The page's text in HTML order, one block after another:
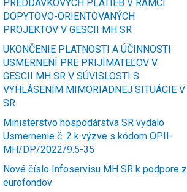
PREDDAVKOVÝCH PLATIEB V RÁMCI
DOPYTOVO-ORIENTOVANÝCH
PROJEKTOV V GESCII MH SR
UKONČENIE PLATNOSTI A ÚČINNOSTI
USMERNENÍ PRE PRIJÍMATEĽOV V
GESCII MH SR V SÚVISLOSTI S
VYHLÁSENÍM MIMORIADNEJ SITUÁCIE V
SR
Ministerstvo hospodárstva SR vydalo
Usmernenie č. 2 k výzve s kódom OPII-
MH/DP/2022/9.5-35
Nové číslo Infoservisu MH SR k podpore z
eurofondov